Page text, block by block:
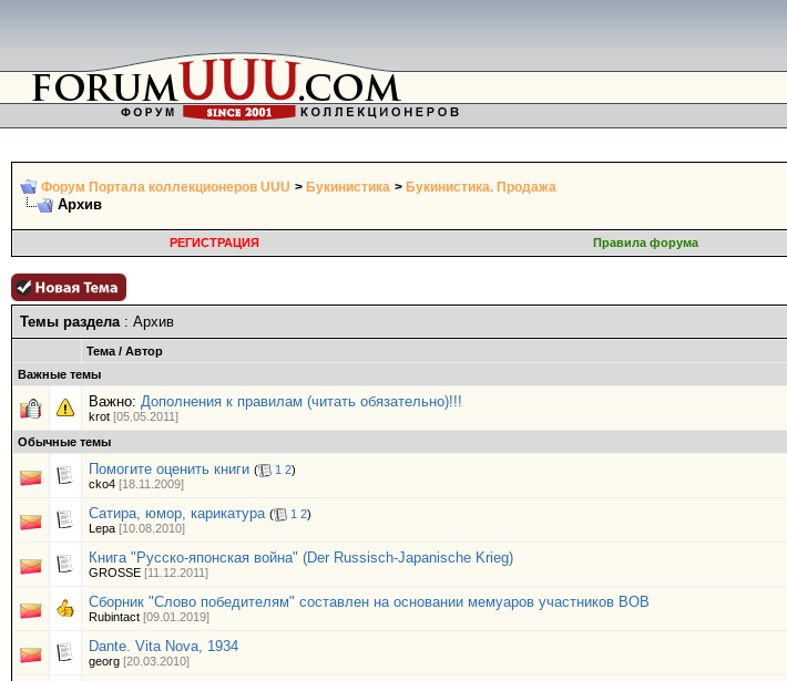
Форум Портала коллекционеров UUU > Букинистика > Букинистика. Продажа
Архив
РЕГИСТРАЦИЯ
Правила форума
Темы раздела: Архив
Тема / Автор
Важные темы
Важно: Дополнения к правилам (читать обязательно)!!!
krot [05.05.2011]
Обычные темы
Помогите оценить книги ( 1 2)
cko4 [18.11.2009]
Сатира, юмор, карикатура ( 1 2)
Lepa [10.08.2010]
Книга "Русско-японская война" (Der Russisch-Japanische Krieg)
GROSSE [11.12.2011]
Сборник "Слово победителям" составлен на основании мемуаров участников ВОВ
Rubintact [09.01.2019]
Dante. Vita Nova, 1934
georg [20.03.2010]